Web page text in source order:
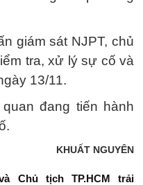
giám sát NJPT, chủ
tra, xử lý sự cố và
13/11.
đang tiến hành
KHUẤT NGUYÊN
Chủ tịch TP.HCM trải